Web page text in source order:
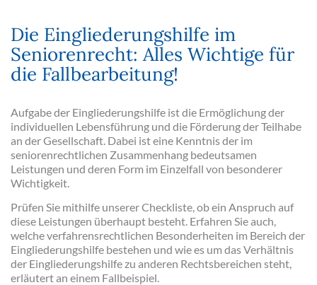
Die Eingliederungshilfe im
Seniorenrecht: Alles Wichtige für
die Fallbearbeitung!
Aufgabe der Eingliederungshilfe ist die Ermöglichung der
individuellen Lebensführung und die Förderung der Teilhabe
an der Gesellschaft. Dabei ist eine Kenntnis der im
seniorenrechtlichen Zusammenhang bedeutsamen
Leistungen und deren Form im Einzelfall von besonderer
Wichtigkeit.
Prüfen Sie mithilfe unserer Checkliste, ob ein Anspruch auf
diese Leistungen überhaupt besteht. Erfahren Sie auch,
welche verfahrensrechtlichen Besonderheiten im Bereich der
Eingliederungshilfe bestehen und wie es um das Verhältnis
der Eingliederungshilfe zu anderen Rechtsbereichen steht,
erläutert an einem Fallbeispiel.